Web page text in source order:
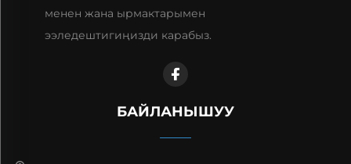
менен жана ырмактарымен
ээледештигиңизди карабыз.
БАЙЛАНЫШУУ